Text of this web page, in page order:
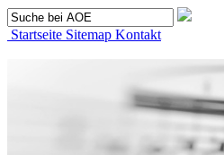
Startseite Sitemap Kontakt